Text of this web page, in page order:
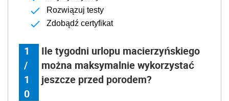
Rozwiązuj testy
Zdobądź certyfikat
1
/
1
0
Ile tygodni urlopu macierzyńskiego
można maksymalnie wykorzystać
jeszcze przed porodem?